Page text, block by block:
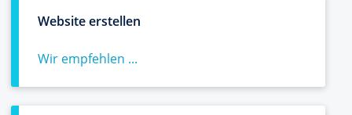
Website erstellen
Wir empfehlen ...